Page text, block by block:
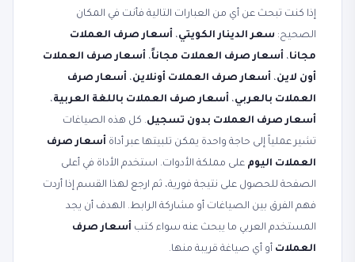
إذا كنت تبحث عن أي من العبارات التالية فأنت في المكان
الصحيح: سعر الدينار الكويتي، أسعار صرف العملات
مجانا، أسعار صرف العملات مجاناً، أسعار صرف العملات
أون لاين، أسعار صرف العملات أونلاين، أسعار صرف
العملات بالعربي، أسعار صرف العملات باللغة العربية،
أسعار صرف العملات بدون تسجيل. كل هذه الصياغات
تشير عملياً إلى حاجة واحدة يمكن تلبيتها عبر أداة أسعار صرف
العملات اليوم على مملكة الأدوات. استخدم الأداة في أعلى
الصفحة للحصول على نتيجة فورية، ثم ارجع لهذا القسم إذا أردت
فهم الفرق بين الصياغات أو مشاركة الرابط. الهدف أن يجد
المستخدم العربي ما يبحث عنه سواء كتب أسعار صرف
العملات أو أي صياغة قريبة منها.